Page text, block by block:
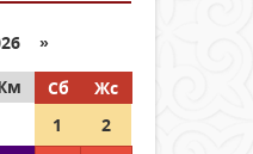
»
Сб
Жс
1
2